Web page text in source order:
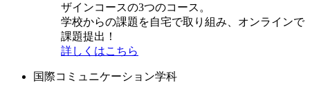
ザインコースの3つのコース。
学校からの課題を自宅で取り組み、オンラインで
課題提出！
詳しくはこちら
国際コミュニケーション学科